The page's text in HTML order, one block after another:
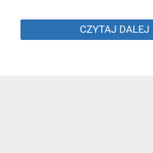
CZYTAJ DALEJ